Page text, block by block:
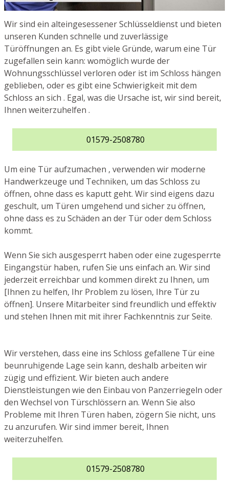
Wir sind ein alteingesessener Schlüsseldienst und bieten
unseren Kunden schnelle und zuverlässige
Türöffnungen an. Es gibt viele Gründe, warum eine Tür
zugefallen sein kann: womöglich wurde der
Wohnungsschlüssel verloren oder ist im Schloss hängen
geblieben, oder es gibt eine Schwierigkeit mit dem
Schloss an sich . Egal, was die Ursache ist, wir sind bereit,
Ihnen weiterzuhelfen .
01579-2508780
Um eine Tür aufzumachen , verwenden wir moderne
Handwerkzeuge und Techniken, um das Schloss zu
öffnen, ohne dass es kaputt geht. Wir sind eigens dazu
geschult, um Türen umgehend und sicher zu öffnen,
ohne dass es zu Schäden an der Tür oder dem Schloss
kommt.
Wenn Sie sich ausgesperrt haben oder eine zugesperrte
Eingangstür haben, rufen Sie uns einfach an. Wir sind
jederzeit erreichbar und kommen direkt zu Ihnen, um
[Ihnen zu helfen, Ihr Problem zu lösen, Ihre Tür zu
öffnen]. Unsere Mitarbeiter sind freundlich und effektiv
und stehen Ihnen mit mit ihrer Fachkenntnis zur Seite.
Wir verstehen, dass eine ins Schloss gefallene Tür eine
beunruhigende Lage sein kann, deshalb arbeiten wir
zügig und effizient. Wir bieten auch andere
Dienstleistungen wie den Einbau von Panzerriegeln oder
den Wechsel von Türschlössern an. Wenn Sie also
Probleme mit Ihren Türen haben, zögern Sie nicht, uns
zu anzurufen. Wir sind immer bereit, Ihnen
weiterzuhelfen.
01579-2508780